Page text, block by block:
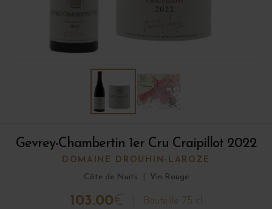
Gevrey-Chambertin 1er Cru Craipillot 2022
DOMAINE DROUHIN-LAROZE
Côte de Nuits
Vin Rouge
103.00€ Bouteille 75 cl